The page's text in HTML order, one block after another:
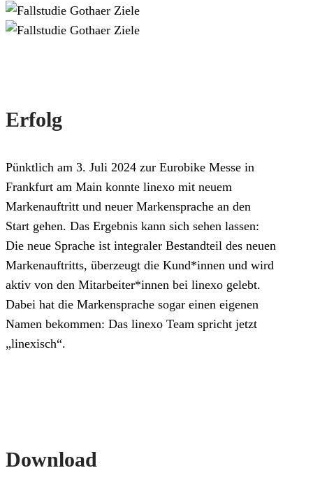
Erfolg
Pünktlich am 3. Juli 2024 zur Eurobike Messe in
Frankfurt am Main konnte linexo mit neuem
Markenauftritt und neuer Markensprache an den
Start gehen. Das Ergebnis kann sich sehen lassen:
Die neue Sprache ist integraler Bestandteil des neuen
Markenauftritts, überzeugt die Kund*innen und wird
aktiv von den Mitarbeiter*innen bei linexo gelebt.
Dabei hat die Markensprache sogar einen eigenen
Namen bekommen: Das linexo Team spricht jetzt
„linexisch“.
Download